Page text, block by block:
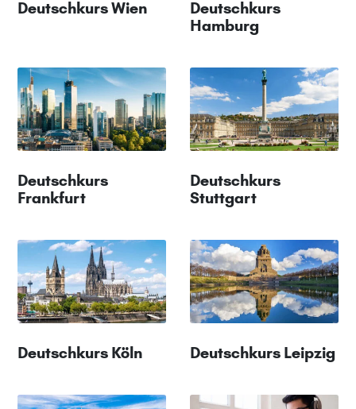
Deutschkurs Wien
Deutschkurs
Hamburg
Deutschkurs
Frankfurt
Deutschkurs
Stuttgart
Deutschkurs Köln Deutschkurs Leipzig